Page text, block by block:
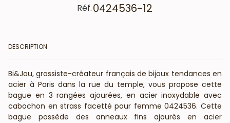
Réf.0424536-12
DESCRIPTION
Bi&Jou, grossiste-créateur français de bijoux tendances en
acier à Paris dans la rue du temple, vous propose cette
bague en 3 rangées ajourées, en acier inoxydable avec
cabochon en strass facetté pour femme 0424536. Cette
bague possède des anneaux fins ajourés en acier